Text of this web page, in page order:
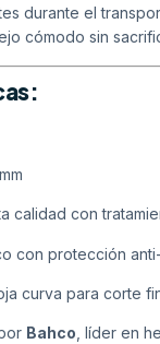
durante el
cómodo sin
calidad con
con protección
curva para corte
Bahco, líder en